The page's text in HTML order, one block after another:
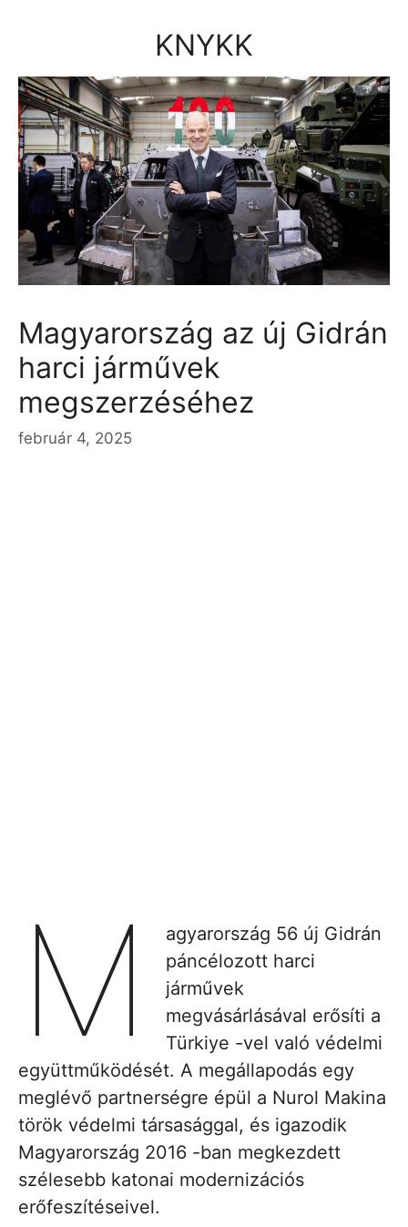
KNYKK
Magyarország az új Gidrán
harci járművek
megszerzéséhez
február 4, 2025
M
agyarország 56 új Gidrán
páncélozott harci
járművek
megvásárlásával erősíti a
Türkiye -vel való védelmi
együttműködését. A megállapodás egy
meglévő partnerségre épül a Nurol Makina
török ​​védelmi társasággal, és igazodik
Magyarország 2016 -ban megkezdett
szélesebb katonai modernizációs
erőfeszítéseivel.